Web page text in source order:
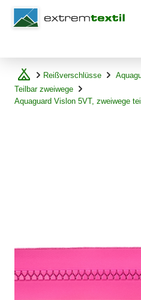
Shopware
Reißverschlüsse
Teilbar zweiwege
Aquaguard Vislon 5VT, zweiwege